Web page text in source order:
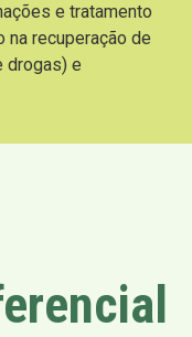
e tratamento
recuperação de
drogas) e